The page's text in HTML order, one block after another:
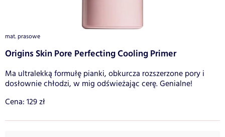
mat. prasowe
Origins Skin Pore Perfecting Cooling Primer
Ma ultralekką formułę pianki, obkurcza rozszerzone pory i
dosłownie chłodzi, w mig odświeżając cerę. Genialne!
Cena: 129 zł